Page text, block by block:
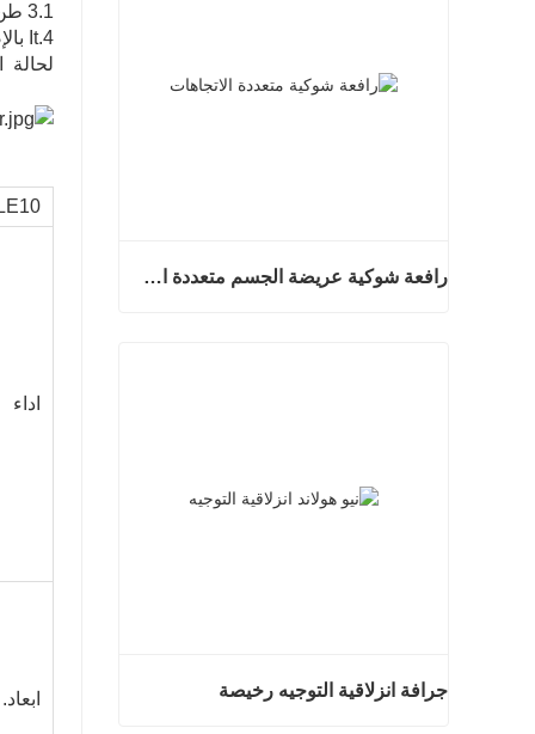
3.1 طن ، دلو 0.4cbm 12km / ساعة ، 4460x1600x2230mm
لحالة
LE10 مواصفات اللودر بعجل كهربائي
اداء
رافعة شوكية عريضة الجسم متعددة الاتجاهات 3.5-5.0 طن
جرافة انزلاقية التوجيه رخيصة